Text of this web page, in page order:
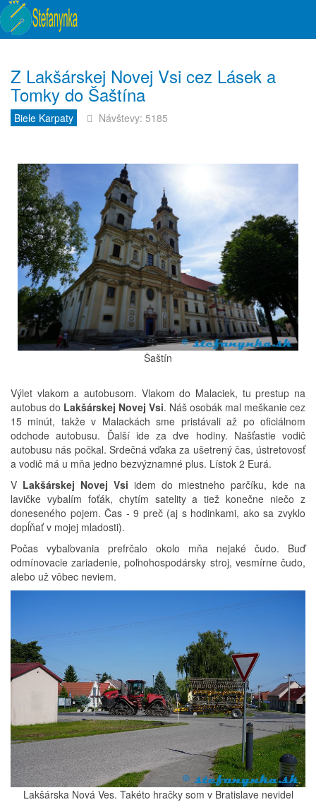
Z Lakšárskej Novej Vsi cez Lásek a
Tomky do Šaštína
Biele Karpaty Návštevy: 5185
Šaštín
Výlet vlakom a autobusom. Vlakom do Malaciek, tu prestup na
autobus do Lakšárskej Novej Vsi. Náš osobák mal meškanie cez
15 minút, takže v Malackách sme pristávali až po oficiálnom
odchode autobusu. Ďalší ide za dve hodiny. Našťastie vodič
autobusu nás počkal. Srdečná vďaka za ušetrený čas, ústretovosť
a vodič má u mňa jedno bezvýznamné plus. Lístok 2 Eurá.
V Lakšárskej Novej Vsi idem do miestneho parčíku, kde na
lavičke vybalím foťák, chytím satelity a tiež konečne niečo z
doneseného pojem. Čas - 9 preč (aj s hodinkami, ako sa zvyklo
dopĺňať v mojej mladosti).
Počas vybaľovania prefrčalo okolo mňa nejaké čudo. Buď
odmínovacie zariadenie, poľnohospodársky stroj, vesmírne čudo,
alebo už vôbec neviem.
Lakšárska Nová Ves. Takéto hračky som v Bratislave nevidel